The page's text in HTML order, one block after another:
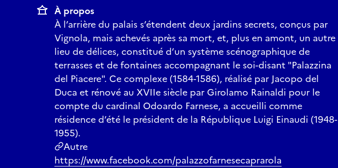
À propos
À l’arrière du palais s’étendent deux jardins secrets, conçus par
Vignola, mais achevés après sa mort, et, plus en amont, un autre
lieu de délices, constitué d’un système scénographique de
terrasses et de fontaines accompagnant le soi-disant "Palazzina
del Piacere". Ce complexe (1584-1586), réalisé par Jacopo del
Duca et rénové au XVIIe siècle par Girolamo Rainaldi pour le
compte du cardinal Odoardo Farnese, a accueilli comme
résidence d’été le président de la République Luigi Einaudi (1948-
1955).
Autre
https://www.facebook.com/palazzofarnesecaprarola